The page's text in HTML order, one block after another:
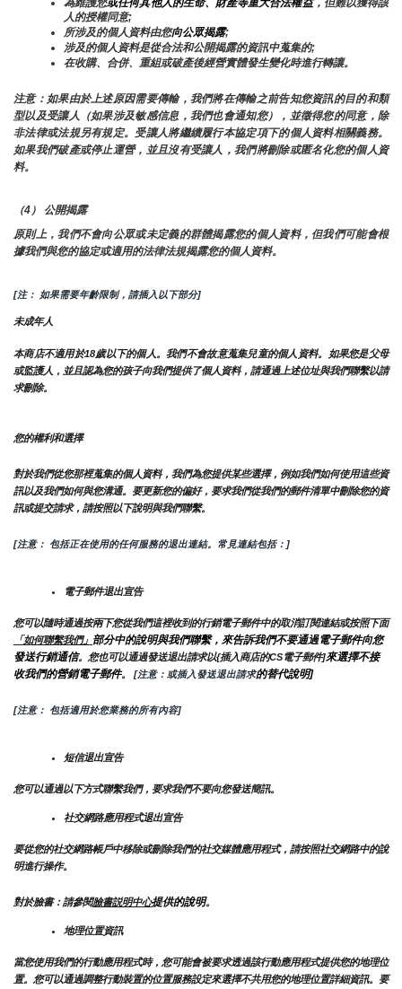
人的授權同意;
所涉及的個人資料由您向公眾揭露;
涉及的個人資料是從合法和公開揭露的資訊中蒐集的;
在收購、合併、重組或破產後經營實體發生變化時進行轉讓。
注意：如果由於上述原因需要傳輸，我們將在傳輸之前告知您資訊的目的和類
型以及受讓人（如果涉及敏感信息，我們也會通知您），並徵得您的同意，除
非法律或法規另有規定。受讓人將繼續履行本協定項下的個人資料相關義務。
如果我們破產或停止運營，並且沒有受讓人，我們將刪除或匿名化您的個人資
料。
（4） 公開揭露
原則上，我們不會向公眾或未定義的群體揭露您的個人資料，但我們可能會根
據我們與您的協定或適用的法律法規揭露您的個人資料。
[注： 如果需要年齡限制，請插入以下部分]
未成年人
本商店不適用於18歲以下的個人。我們不會故意蒐集兒童的個人資料。如果您是父母
或監護人，並且認為您的孩子向我們提供了個人資料，請通過上述位址與我們聯繫以請
求刪除。
您的權利和選擇
對於我們從您那裡蒐集的個人資料，我們為您提供某些選擇，例如我們如何使用這些資
訊以及我們如何與您溝通。要更新您的偏好，要求我們從我們的郵件清單中刪除您的資
訊或提交請求，請按照以下說明與我們聯繫。
[注意： 包括正在使用的任何服務的退出連結。常見連結包括：]
電子郵件退出宣告
您可以隨時通過按兩下您從我們這裡收到的行銷電子郵件中的取消訂閱連結或按照下面
「如何聯繫我們」 部分中的說明與我們聯繫，來告訴我們不要通過電子郵件向您
發送行銷通信。您也可以通過發送退出請求以{插入商店的CS電子郵件]來選擇不接
收我們的營銷電子郵件。 [注意：或插入發送退出請求的替代說明]
[注意： 包括適用於您業務的所有內容]
短信退出宣告
您可以通過以下方式聯繫我們，要求我們不要向您發送簡訊。
社交網路應用程式退出宣告
要從您的社交網路帳戶中移除或刪除我們的社交媒體應用程式，請按照社交網路中的說
明進行操作。
對於臉書：請參閱臉書説明中心提供的說明。
地理位置資訊
當您使用我們的行動應用程式時，您可能會被要求透過該行動應用程式提供您的地理位
置。您可以通過調整行動裝置的位置服務設定來選擇不共用您的地理位置詳細資訊。要